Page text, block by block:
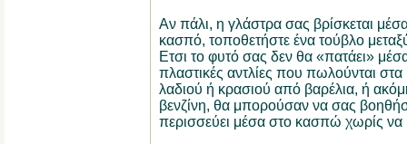
Αν πάλι, η γλάστρα σας βρίσκεται
κασπό, τοποθετήστε ένα τούβλο
Ετσι το φυτό σας δεν θα «πατάει»
πλαστικές αντλίες που πωλούνται
λαδιού ή κρασιού από βαρέλια, ή
βενζίνη, θα μπορούσαν να σας
περισσεύει μέσα στο κασπώ χωρίς να